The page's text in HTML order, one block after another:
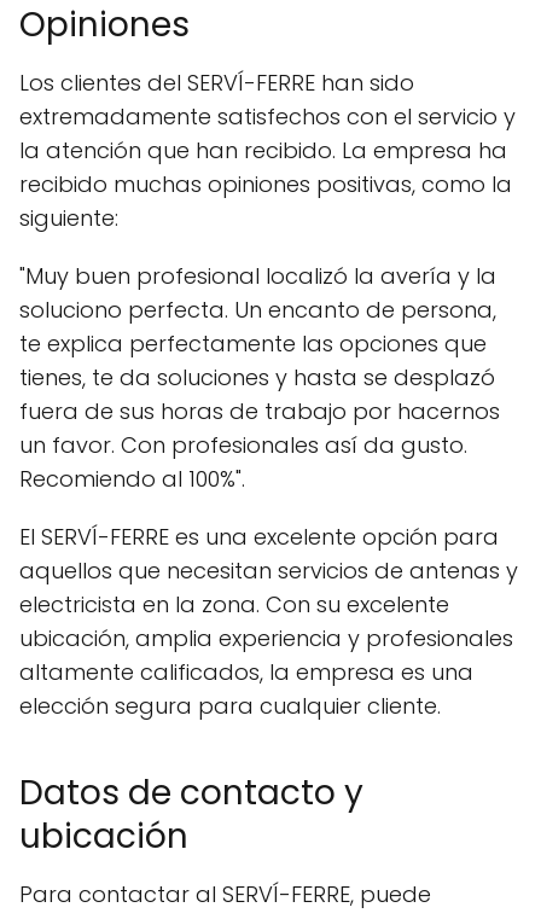
Opiniones
Los clientes del SERVÍ-FERRE han sido
extremadamente satisfechos con el servicio y
la atención que han recibido. La empresa ha
recibido muchas opiniones positivas, como la
siguiente:
"Muy buen profesional localizó la avería y la
soluciono perfecta. Un encanto de persona,
te explica perfectamente las opciones que
tienes, te da soluciones y hasta se desplazó
fuera de sus horas de trabajo por hacernos
un favor. Con profesionales así da gusto.
Recomiendo al 100%".
El SERVÍ-FERRE es una excelente opción para
aquellos que necesitan servicios de antenas y
electricista en la zona. Con su excelente
ubicación, amplia experiencia y profesionales
altamente calificados, la empresa es una
elección segura para cualquier cliente.
Datos de contacto y
ubicación
Para contactar al SERVÍ-FERRE, puede